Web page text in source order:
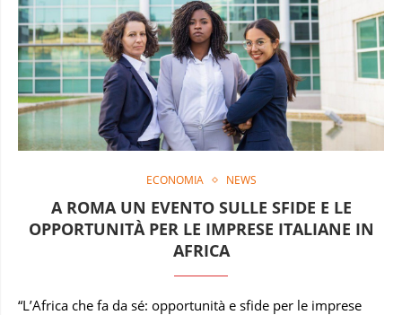
ECONOMIA NEWS
A ROMA UN EVENTO SULLE SFIDE E LE
OPPORTUNITÀ PER LE IMPRESE ITALIANE IN
AFRICA
“L’Africa che fa da sé: opportunità e sfide per le imprese